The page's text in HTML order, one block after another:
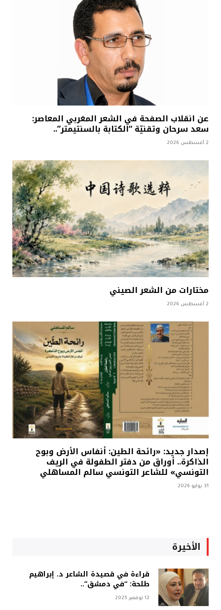
عن انقلاب الصفحة في الشعر المغربي المعاصر:
سعد سرحان وتقنيّة “الكتابة بالسنتيمتر”..
2 أغسطس 2026
مختارات من الشعر الصيني
2 أغسطس 2026
إصدار جديد: «رائحة الطين: أنفاس الأرض وبوح
الذاكرة.. أوراق من دفتر الطفولة في الريف
التونسي» للشاعر التونسي سالم المساهلي
31 يوليو 2026
الأخيرة
قراءة في قصيدة الشاعر د. إبراهيم
طلحة: “في دمشق”..
12 نوفمبر 2025